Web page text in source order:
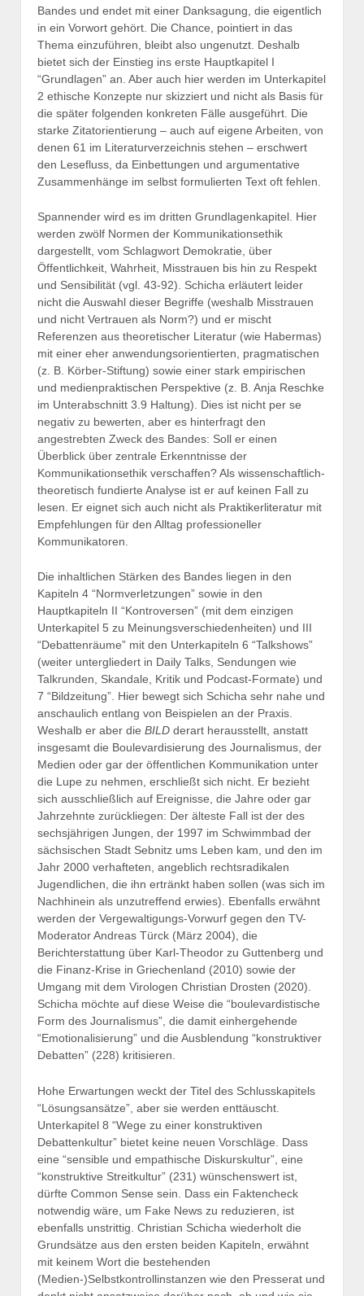
Bandes und endet mit einer Danksagung, die eigentlich
in ein Vorwort gehört. Die Chance, pointiert in das
Thema einzuführen, bleibt also ungenutzt. Deshalb
bietet sich der Einstieg ins erste Hauptkapitel I
“Grundlagen” an. Aber auch hier werden im Unterkapitel
2 ethische Konzepte nur skizziert und nicht als Basis für
die später folgenden konkreten Fälle ausgeführt. Die
starke Zitatorientierung – auch auf eigene Arbeiten, von
denen 61 im Literaturverzeichnis stehen – erschwert
den Lesefluss, da Einbettungen und argumentative
Zusammenhänge im selbst formulierten Text oft fehlen.
Spannender wird es im dritten Grundlagenkapitel. Hier
werden zwölf Normen der Kommunikationsethik
dargestellt, vom Schlagwort Demokratie, über
Öffentlichkeit, Wahrheit, Misstrauen bis hin zu Respekt
und Sensibilität (vgl. 43-92). Schicha erläutert leider
nicht die Auswahl dieser Begriffe (weshalb Misstrauen
und nicht Vertrauen als Norm?) und er mischt
Referenzen aus theoretischer Literatur (wie Habermas)
mit einer eher anwendungsorientierten, pragmatischen
(z. B. Körber-Stiftung) sowie einer stark empirischen
und medienpraktischen Perspektive (z. B. Anja Reschke
im Unterabschnitt 3.9 Haltung). Dies ist nicht per se
negativ zu bewerten, aber es hinterfragt den
angestrebten Zweck des Bandes: Soll er einen
Überblick über zentrale Erkenntnisse der
Kommunikationsethik verschaffen? Als wissenschaftlich-
theoretisch fundierte Analyse ist er auf keinen Fall zu
lesen. Er eignet sich auch nicht als Praktikerliteratur mit
Empfehlungen für den Alltag professioneller
Kommunikatoren.
Die inhaltlichen Stärken des Bandes liegen in den
Kapiteln 4 “Normverletzungen” sowie in den
Hauptkapiteln II “Kontroversen” (mit dem einzigen
Unterkapitel 5 zu Meinungsverschiedenheiten) und III
“Debattenräume” mit den Unterkapiteln 6 “Talkshows”
(weiter untergliedert in Daily Talks, Sendungen wie
Talkrunden, Skandale, Kritik und Podcast-Formate) und
7 “Bildzeitung”. Hier bewegt sich Schicha sehr nahe und
anschaulich entlang von Beispielen an der Praxis.
Weshalb er aber die BILD derart herausstellt, anstatt
insgesamt die Boulevardisierung des Journalismus, der
Medien oder gar der öffentlichen Kommunikation unter
die Lupe zu nehmen, erschließt sich nicht. Er bezieht
sich ausschließlich auf Ereignisse, die Jahre oder gar
Jahrzehnte zurückliegen: Der älteste Fall ist der des
sechsjährigen Jungen, der 1997 im Schwimmbad der
sächsischen Stadt Sebnitz ums Leben kam, und den im
Jahr 2000 verhafteten, angeblich rechtsradikalen
Jugendlichen, die ihn ertränkt haben sollen (was sich im
Nachhinein als unzutreffend erwies). Ebenfalls erwähnt
werden der Vergewaltigungs-Vorwurf gegen den TV-
Moderator Andreas Türck (März 2004), die
Berichterstattung über Karl-Theodor zu Guttenberg und
die Finanz-Krise in Griechenland (2010) sowie der
Umgang mit dem Virologen Christian Drosten (2020).
Schicha möchte auf diese Weise die “boulevardistische
Form des Journalismus”, die damit einhergehende
“Emotionalisierung” und die Ausblendung “konstruktiver
Debatten” (228) kritisieren.
Hohe Erwartungen weckt der Titel des Schlusskapitels
“Lösungsansätze”, aber sie werden enttäuscht.
Unterkapitel 8 “Wege zu einer konstruktiven
Debattenkultur” bietet keine neuen Vorschläge. Dass
eine “sensible und empathische Diskurskultur”, eine
“konstruktive Streitkultur” (231) wünschenswert ist,
dürfte Common Sense sein. Dass ein Faktencheck
notwendig wäre, um Fake News zu reduzieren, ist
ebenfalls unstrittig. Christian Schicha wiederholt die
Grundsätze aus den ersten beiden Kapiteln, erwähnt
mit keinem Wort die bestehenden
(Medien-)Selbstkontrollinstanzen wie den Presserat und